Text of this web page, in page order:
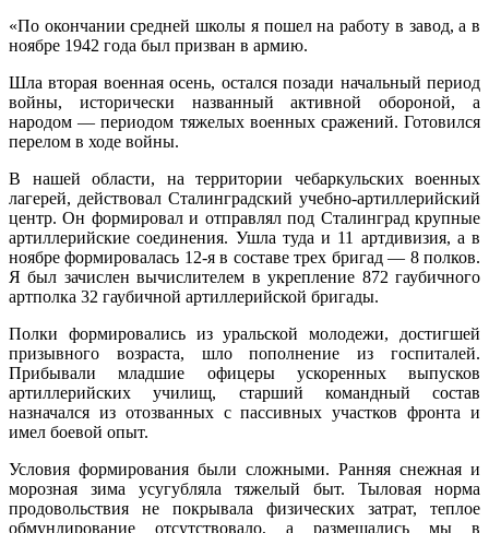
«По окончании средней школы я пошел на работу в завод, а в
ноябре 1942 года был призван в армию.
Шла вторая военная осень, остался позади начальный период
войны, исторически названный активной обороной, а
народом — периодом тяжелых военных сражений. Готовился
перелом в ходе войны.
В нашей области, на территории чебаркульских военных
лагерей, действовал Сталинградский учебно-артиллерийский
центр. Он формировал и отправлял под Сталинград крупные
артиллерийские соединения. Ушла туда и 11 артдивизия, а в
ноябре формировалась 12-я в составе трех бригад — 8 полков.
Я был зачислен вычислителем в укрепление 872 гаубичного
артполка 32 гаубичной артиллерийской бригады.
Полки формировались из уральской молодежи, достигшей
призывного возраста, шло пополнение из госпиталей.
Прибывали младшие офицеры ускоренных выпусков
артиллерийских училищ, старший командный состав
назначался из отозванных с пассивных участков фронта и
имел боевой опыт.
Условия формирования были сложными. Ранняя снежная и
морозная зима усугубляла тяжелый быт. Тыловая норма
продовольствия не покрывала физических затрат, теплое
обмундирование отсутствовало, а размещались мы в